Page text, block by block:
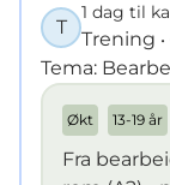
T
1 dag til
Trening
Tema:
Økt 13-19 år
Fra